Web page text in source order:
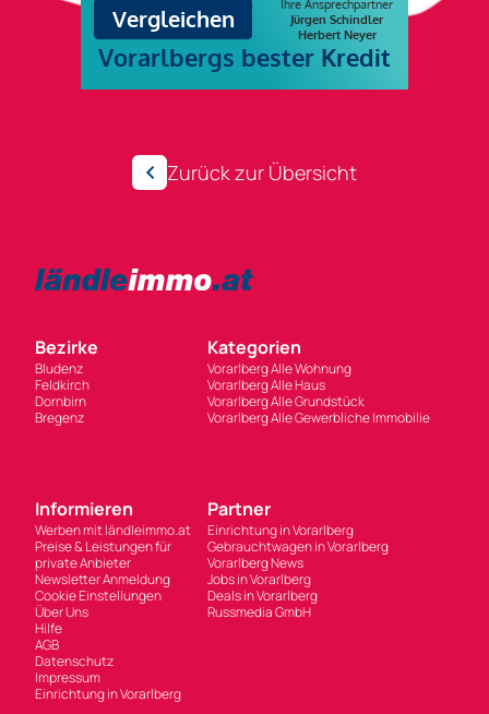
Zurück zur Übersicht
Bezirke
Bludenz
Feldkirch
Dornbirn
Bregenz
Kategorien
Vorarlberg Alle Wohnung
Vorarlberg Alle Haus
Vorarlberg Alle Grundstück
Vorarlberg Alle Gewerbliche Immobilie
Informieren
Werben mit ländleimmo.at
Preise & Leistungen für
private Anbieter
Newsletter Anmeldung
Cookie Einstellungen
Über Uns
Hilfe
AGB
Datenschutz
Impressum
Einrichtung in Vorarlberg
Partner
Einrichtung in Vorarlberg
Gebrauchtwagen in Vorarlberg
Vorarlberg News
Jobs in Vorarlberg
Deals in Vorarlberg
Russmedia GmbH